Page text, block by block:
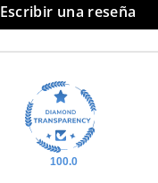
Escribir una reseña
100.0